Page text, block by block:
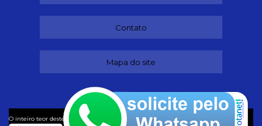
Contato
Mapa do site
O inteiro teor deste site está sujeito à proteção de direitos autorais. Copyright